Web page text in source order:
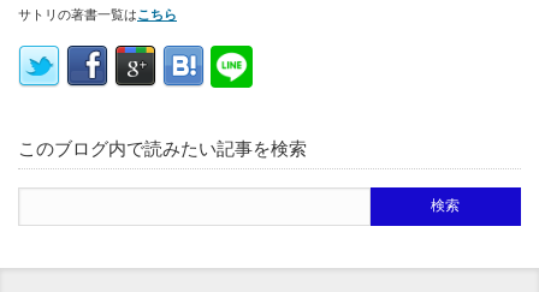
サトリの著書一覧はこちら
このブログ内で読みたい記事を検索